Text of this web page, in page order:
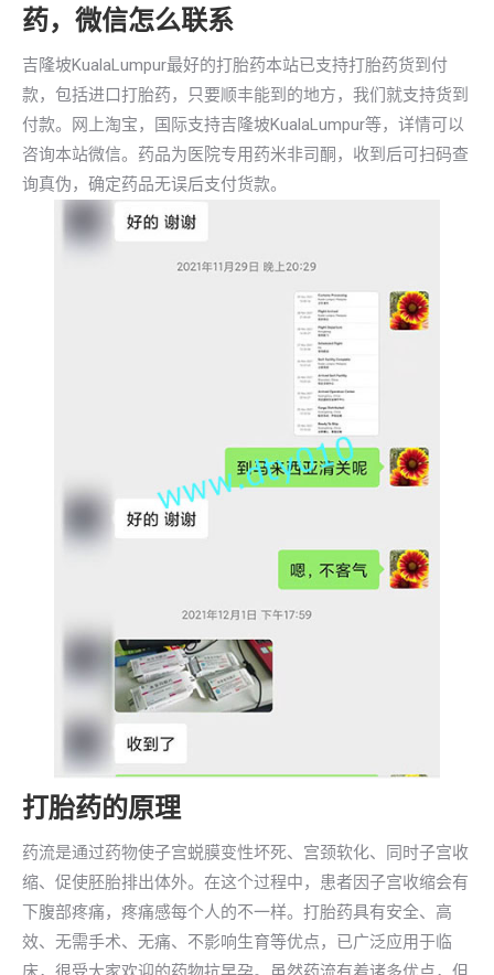
药，微信怎么联系
吉隆坡KualaLumpur最好的打胎药本站已支持打胎药货到付
款，包括进口打胎药，只要顺丰能到的地方，我们就支持货到
付款。网上淘宝，国际支持吉隆坡KualaLumpur等，详情可以
咨询本站微信。药品为医院专用药米非司酮，收到后可扫码查
询真伪，确定药品无误后支付货款。
打胎药的原理
药流是通过药物使子宫蜕膜变性坏死、宫颈软化、同时子宫收
缩、促使胚胎排出体外。在这个过程中，患者因子宫收缩会有
下腹部疼痛，疼痛感每个人的不一样。打胎药具有安全、高
效、无需手术、无痛、不影响生育等优点，已广泛应用于临